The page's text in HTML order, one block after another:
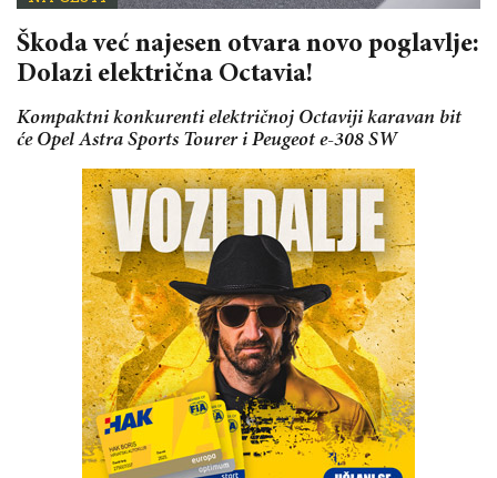
Škoda već najesen otvara novo poglavlje:
Dolazi električna Octavia!
Kompaktni konkurenti električnoj Octaviji karavan bit
će Opel Astra Sports Tourer i Peugeot e-308 SW